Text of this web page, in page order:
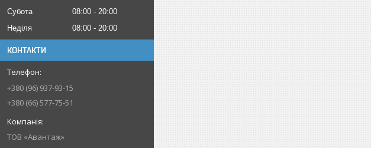
Субота
08:00
20:00
Неділя
08:00 20:00
КОНТАКТИ
+380 (96) 937-93-15
+380 (66) 577-75-51
ТОВ «Авантаж»